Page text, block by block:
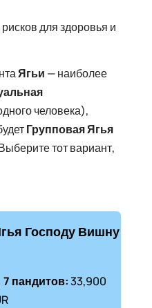
для здоровья и
Ягьи — наиболее
человека),
Групповая Ягья
тот вариант,
Господу Вишну
7 пандитов:33,900